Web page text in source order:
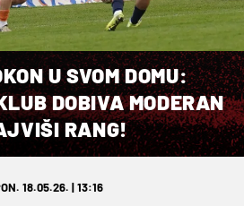
U SVOM DOMU:
DOBIVA MODERAN
RANG!
18.05.26. | 13:16